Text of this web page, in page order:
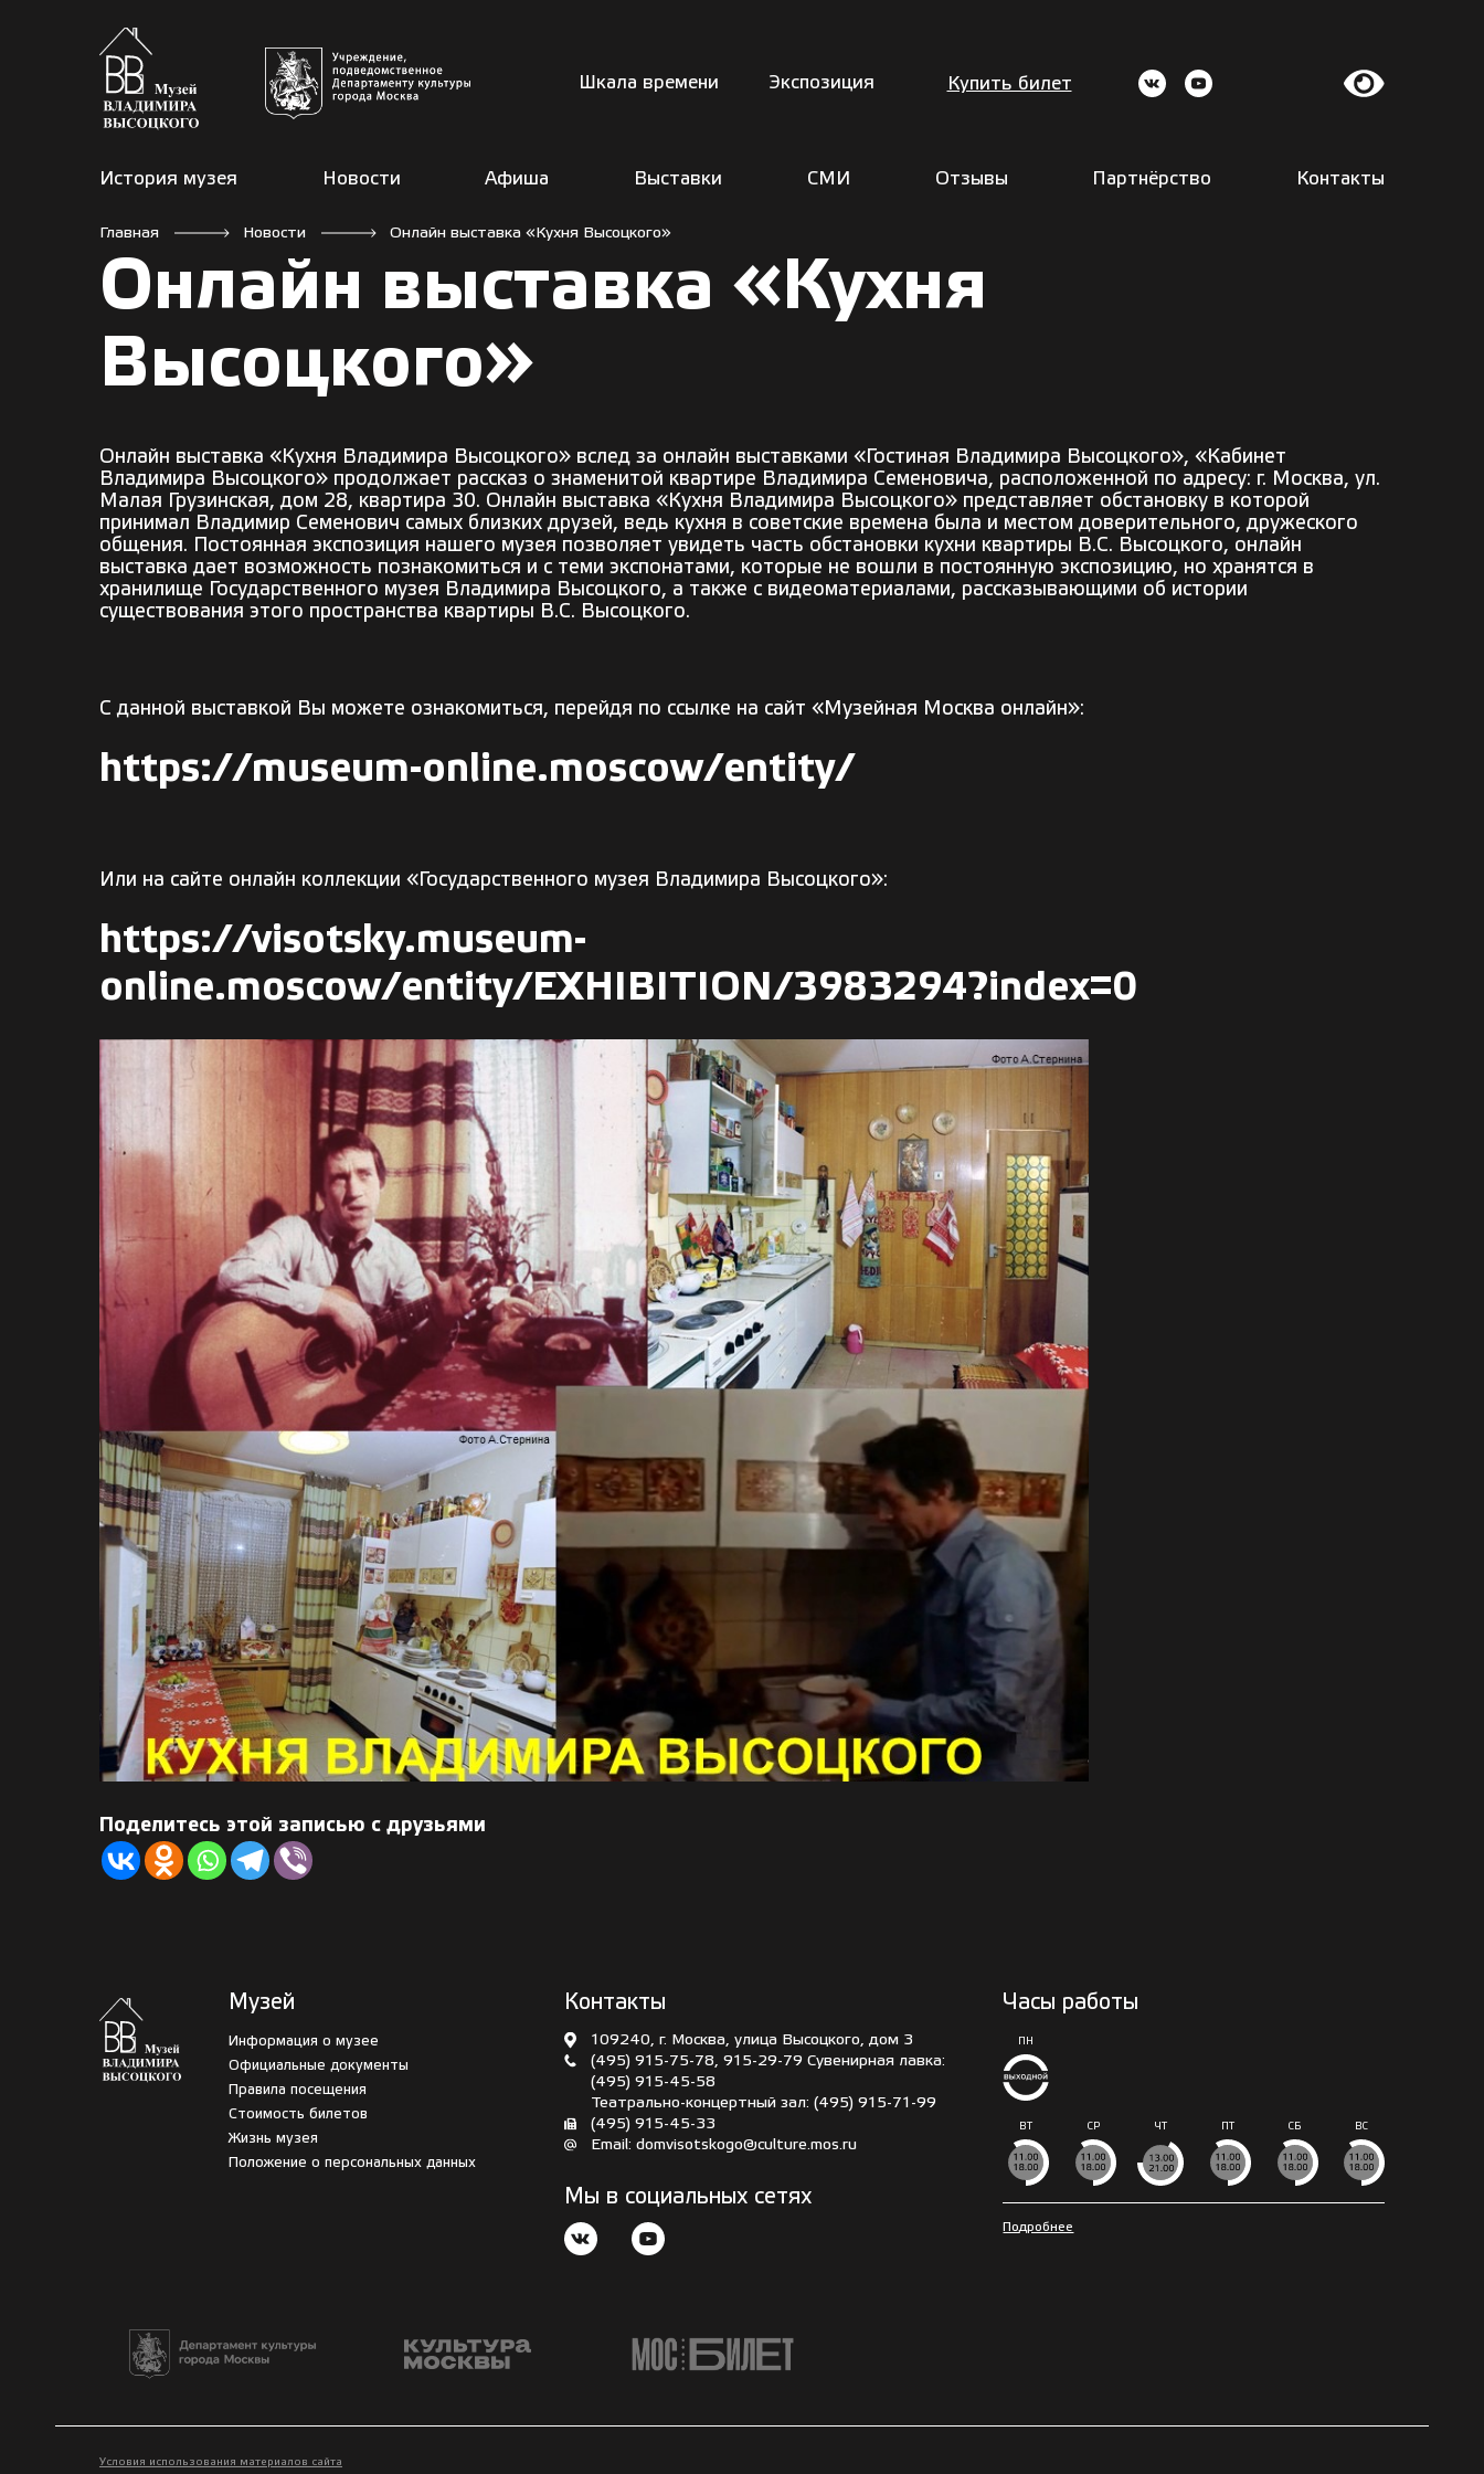
Шкала времени Экспозиция Купить билет
История музея Новости Афиша Выставки СМИ Отзывы Партнёрство Контакты
Главная Новости Онлайн выставка «Кухня Высоцкого»
Онлайн выставка «Кухня
Высоцкого»
Онлайн выставка «Кухня Владимира Высоцкого» вслед за онлайн выставками «Гостиная Владимира Высоцкого», «Кабинет
Владимира Высоцкого» продолжает рассказ о знаменитой квартире Владимира Семеновича, расположенной по адресу: г. Москва, ул.
М алая Грузинская, дом 28, квартира 30. Онлайн выставка «Кухня Владимира Высоцкого» представляет обстановку в которой
принимал Владимир Семенович самых близких друзей, ведь кухня в советские времена была и местом доверительного, дружеского
общения. Постоянная экспозиция нашего музея позволяет увидеть часть обстановки кухни квартиры В.С. Высоцкого, онлайн
выставка дает возможность познакомиться и с теми экспонатами, которые не вошли в постоянную экспозицию, но хранятся в
хранилище Государственного музея Владимира Высоцкого, а также с видеоматериалами, рассказывающими об истории
существования этого пространства квартиры В.С. Высоцкого.
С данной выставкой Вы можете ознакомиться, перейдя по ссылке на сайт «Музейная Москва онлайн»:
https://museum-online.moscow/entity/
Или на сайте онлайн коллекции «Государственного музея Владимира Высоцкого»:
https://visotsky.museum-
online.moscow/entity/EXHIBITION/3983294?index=0
Поделитесь этой записью с друзьями
Музей
Информация о музее
Официальные документы
Правила посещения
Стоимость билетов
Жизнь музея
Положение о персональных данных
Контакты
109240, г. Москва, улица Высоцкого, дом 3
(495) 915-75-78, 915-29-79 Сувенирная лавка:
(495) 915-45-58
Театрально-концертный зал: (495) 915-71-99
(495) 915-45-33
Email: domvisotskogo@culture.mos.ru
Мы в социальных сетях
Часы работы
ПН
ВТ СР ЧТ СБ ВС
Подробнее
Условия использования материалов сайта